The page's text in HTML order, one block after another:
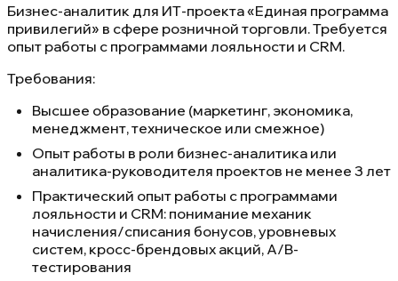
Бизнес-аналитик для ИТ-проекта «Единая программа
привилегий» в сфере розничной торговли. Требуется
опыт работы с программами лояльности и CRM.
Требования:
Высшее образование (маркетинг, экономика,
менеджмент, техническое или смежное)
Опыт работы в роли бизнес-аналитика или
аналитика-руководителя проектов не менее 3 лет
Практический опыт работы с программами
лояльности и CRM: понимание механик
начисления/списания бонусов, уровневых
систем, кросс-брендовых акций, A/B-
тестирования